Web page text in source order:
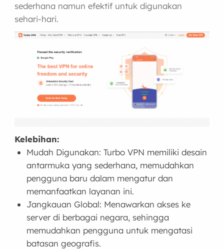
sederhana namun efektif untuk digunakan
sehari-hari.
Kelebihan:
Mudah Digunakan: Turbo VPN memiliki desain
antarmuka yang sederhana, memudahkan
pengguna baru dalam mengatur dan
memanfaatkan layanan ini.
Jangkauan Global: Menawarkan akses ke
server di berbagai negara, sehingga
memudahkan pengguna untuk mengatasi
batasan geografis.